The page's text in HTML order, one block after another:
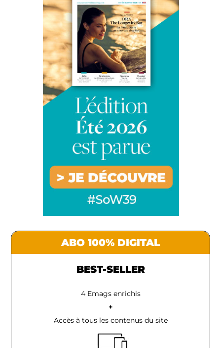
ABO 100% DIGITAL
BEST-SELLER
4 Emags enrichis
+
Accès à tous les contenus du site